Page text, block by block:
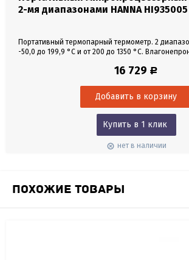
2-мя диапазонами HANNA HI935005
Портативный термопарный термометр. 2
-50,0 до 199,9 °С и от 200 до 1350 °С.
16 729 Р
Купить в 1 клик
нет в наличии
ПОХОЖИЕ ТОВАРЫ